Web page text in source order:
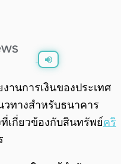
านการเงินของประเทศ
วทางสำหรับธนาคาร
เกี่ยวข้องกับสินทรัพย์คริ